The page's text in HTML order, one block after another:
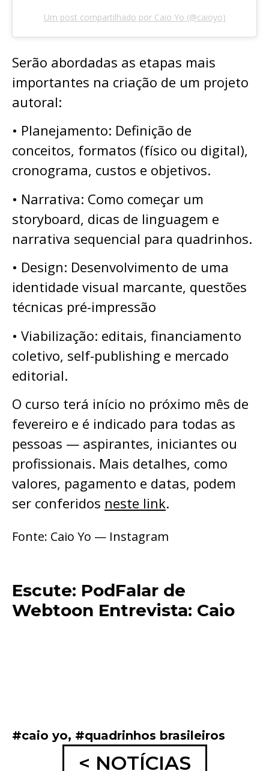
Um post compartilhado por Caio Yo (@caioyo)
Serão abordadas as etapas mais
importantes na criação de um projeto
autoral:
• Planejamento: Definição de
conceitos, formatos (físico ou digital),
cronograma, custos e objetivos.
• Narrativa: Como começar um
storyboard, dicas de linguagem e
narrativa sequencial para quadrinhos.
• Design: Desenvolvimento de uma
identidade visual marcante, questões
técnicas pré-impressão
• Viabilização: editais, financiamento
coletivo, self-publishing e mercado
editorial.
O curso terá início no próximo mês de
fevereiro e é indicado para todas as
pessoas — aspirantes, iniciantes ou
profissionais. Mais detalhes, como
valores, pagamento e datas, podem
ser conferidos neste link.
Fonte: Caio Yo — Instagram
Escute: PodFalar de
Webtoon Entrevista: Caio
#caio yo, #quadrinhos brasileiros
< NOTÍCIAS